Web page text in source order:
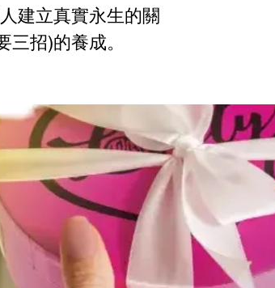
建立真實永生的關
招)的養成。